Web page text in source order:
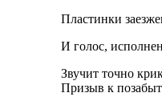
Пластинки
И голос,
Звучит точно
Призыв к